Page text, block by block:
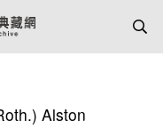
Alston